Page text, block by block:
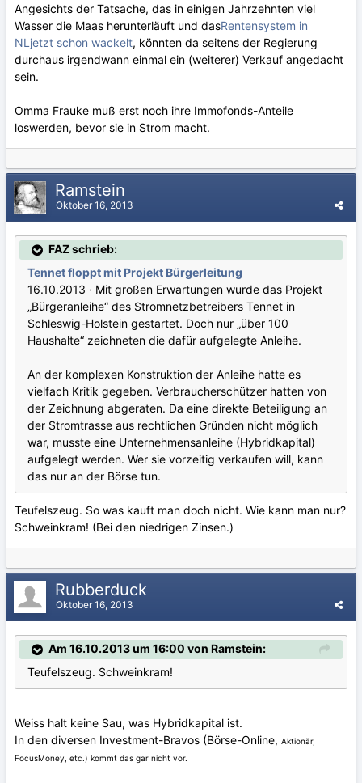
Angesichts der Tatsache, das in einigen Jahrzehnten viel
Wasser die Maas herunterläuft und dasRentensystem in
NLjetzt schon wackelt, könnten da seitens der Regierung
durchaus irgendwann einmal ein (weiterer) Verkauf angedacht
sein.
Omma Frauke muß erst noch ihre Immofonds-Anteile
loswerden, bevor sie in Strom macht.
Ramstein
Oktober 16, 2013
FAZ schrieb:
Tennet floppt mit Projekt Bürgerleitung
16.10.2013 · Mit großen Erwartungen wurde das Projekt
„Bürgeranleihe“ des Stromnetzbetreibers Tennet in
Schleswig-Holstein gestartet. Doch nur „über 100
Haushalte“ zeichneten die dafür aufgelegte Anleihe.
An der komplexen Konstruktion der Anleihe hatte es
vielfach Kritik gegeben. Verbraucherschützer hatten von
der Zeichnung abgeraten. Da eine direkte Beteiligung an
der Stromtrasse aus rechtlichen Gründen nicht möglich
war, musste eine Unternehmensanleihe (Hybridkapital)
aufgelegt werden. Wer sie vorzeitig verkaufen will, kann
das nur an der Börse tun.
Teufelszeug. So was kauft man doch nicht. Wie kann man nur?
Schweinkram! (Bei den niedrigen Zinsen.)
Rubberduck
Oktober 16, 2013
Am 16.10.2013 um 16:00 von Ramstein:
Teufelszeug. Schweinkram!
Weiss halt keine Sau, was Hybridkapital ist.
In den diversen Investment-Bravos (Börse-Online, Aktionär,
FocusMoney, etc.) kommt das gar nicht vor.